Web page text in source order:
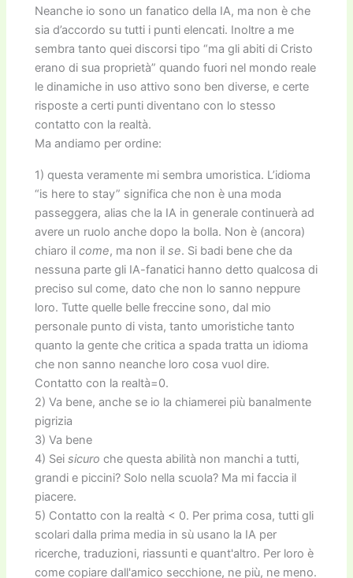
Neanche io sono un fanatico della IA, ma non è che
sia d’accordo su tutti i punti elencati. Inoltre a me
sembra tanto quei discorsi tipo “ma gli abiti di Cristo
erano di sua proprietà” quando fuori nel mondo reale
le dinamiche in uso attivo sono ben diverse, e certe
risposte a certi punti diventano con lo stesso
contatto con la realtà.
Ma andiamo per ordine:
1) questa veramente mi sembra umoristica. L’idioma
“is here to stay” significa che non è una moda
passeggera, alias che la IA in generale continuerà ad
avere un ruolo anche dopo la bolla. Non è (ancora)
chiaro ilcome, ma non ilse. Si badi bene che da
nessuna parte gli IA-fanatici hanno detto qualcosa di
preciso sul come, dato che non lo sanno neppure
loro. Tutte quelle belle freccine sono, dal mio
personale punto di vista, tanto umoristiche tanto
quanto la gente che critica a spada tratta un idioma
che non sanno neanche loro cosa vuol dire.
Contatto con la realtà=0.
2) Va bene, anche se io la chiamerei più banalmente
pigrizia
3) Va bene
4) Seisicuro che questa abilità non manchi a tutti,
grandi e piccini? Solo nella scuola? Ma mi faccia il
piacere.
5) Contatto con la realtà < 0. Per prima cosa, tutti gli
scolari dalla prima media in sù usano la IA per
ricerche, traduzioni, riassunti e quant'altro. Per loro è
come copiare dall'amico secchione, ne più, ne meno.